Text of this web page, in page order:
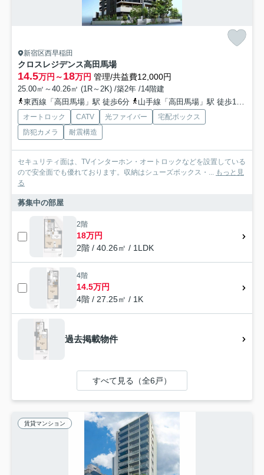
新宿区西早稲田
クロスレジデンス高田馬場
14.5万円～18万円 管理/共益費12,000円
25.00㎡～40.26㎡ (1R～2K) /築2年 /14階建
東西線「高田馬場」駅 徒歩6分
山手線「高田馬場」駅 徒歩10分
オートロック CATV 光ファイバー
宅配ボックス
防犯カメラ
耐震構造
セキュリティ面は、TVインターホン・オートロックなどを設置している
ので安全面でも優れております。収納はシューズボックス・... もっと見
る
募集中の部屋
2階
18万円
2階 / 40.26㎡ / 1LDK
4階
14.5万円
4階 / 27.25㎡ / 1K
過去掲載物件
すべて見る（全6戸）
賃貸マンション